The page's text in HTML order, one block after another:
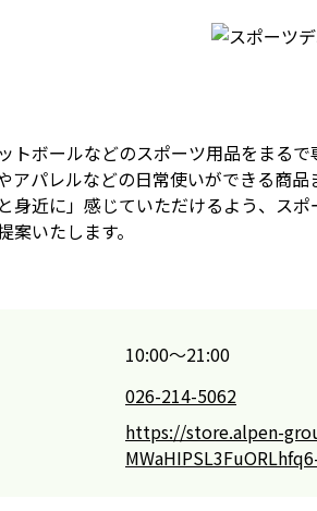
トボールなどのスポーツ用品をまる
アパレルなどの日常使いができる商品
身近に」感じていただけるよう、ス
案いたします。
10:00～21:00
026-214-5062
https://store.alpen-